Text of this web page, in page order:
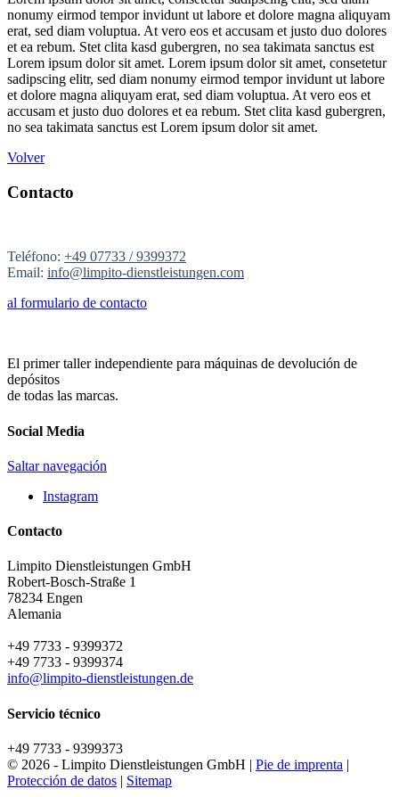
nonumy eirmod tempor invidunt ut labore et dolore magna aliquyam
erat, sed diam voluptua. At vero eos et accusam et justo duo dolores
et ea rebum. Stet clita kasd gubergren, no sea takimata sanctus est
Lorem ipsum dolor sit amet. Lorem ipsum dolor sit amet, consetetur
sadipscing elitr, sed diam nonumy eirmod tempor invidunt ut labore
et dolore magna aliquyam erat, sed diam voluptua. At vero eos et
accusam et justo duo dolores et ea rebum. Stet clita kasd gubergren,
no sea takimata sanctus est Lorem ipsum dolor sit amet.
Volver
Contacto
Teléfono: +49 07733 / 9399372
Email: info@limpito-dienstleistungen.com
al formulario de contacto
El primer taller independiente para máquinas de devolución de
depósitos
de todas las marcas.
Social Media
Saltar navegación
Instagram
Contacto
Limpito Dienstleistungen GmbH
Robert-Bosch-Straße 1
78234 Engen
Alemania
+49 7733 - 9399372
+49 7733 - 9399374
info@limpito-dienstleistungen.de
Servicio técnico
+49 7733 - 9399373
© 2026 - Limpito Dienstleistungen GmbH | Pie de imprenta |
Protección de datos | Sitemap